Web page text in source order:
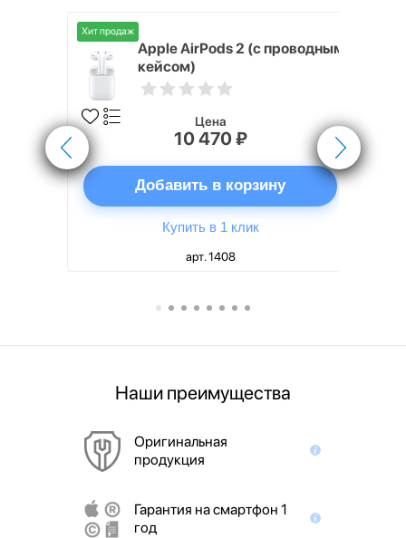
Хит продаж
Apple AirPods 2 (с проводным
кейсом)
Цена
10 470 ₽
Добавить в корзину
Купить в 1 клик
арт. 1408
Наши преимущества
Оригинальная
продукция
Гарантия на смартфон 1
год